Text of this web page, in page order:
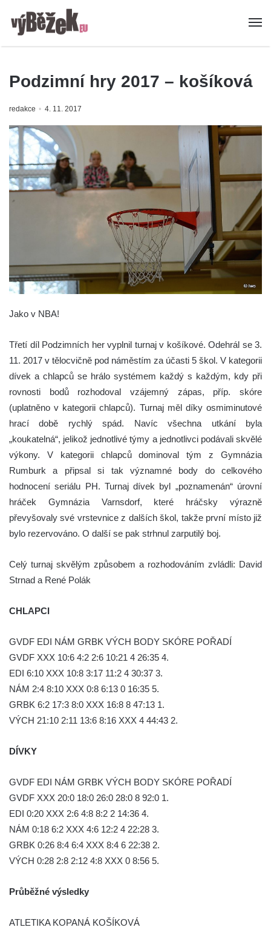
Podzimní hry 2017 – košíková
redakce 4. 11. 2017
Jako v NBA!
Třetí díl Podzimních her vyplnil turnaj v košíkové. Odehrál se 3.
11. 2017 v tělocvičně pod náměstím za účasti 5 škol. V kategorii
dívek a chlapců se hrálo systémem každý s každým, kdy při
rovnosti bodů rozhodoval vzájemný zápas, příp. skóre
(uplatněno v kategorii chlapců). Turnaj měl díky osmiminutové
hrací době rychlý spád. Navíc všechna utkání byla
„koukatelná“, jelikož jednotlivé týmy a jednotlivci podávali skvělé
výkony. V kategorii chlapců dominoval tým z Gymnázia
Rumburk a připsal si tak významné body do celkového
hodnocení seriálu PH. Turnaj dívek byl „poznamenán“ úrovní
hráček Gymnázia Varnsdorf, které hráčsky výrazně
převyšovaly své vrstevnice z dalších škol, takže první místo již
bylo rezervováno. O další se pak strhnul zarputilý boj.
Celý turnaj skvělým způsobem a rozhodováním zvládli: David
Strnad a René Polák
CHLAPCI
GVDF EDI NÁM GRBK VÝCH BODY SKÓRE POŘADÍ
GVDF XXX 10:6 4:2 2:6 10:21 4 26:35 4.
EDI 6:10 XXX 10:8 3:17 11:2 4 30:37 3.
NÁM 2:4 8:10 XXX 0:8 6:13 0 16:35 5.
GRBK 6:2 17:3 8:0 XXX 16:8 8 47:13 1.
VÝCH 21:10 2:11 13:6 8:16 XXX 4 44:43 2.
DÍVKY
GVDF EDI NÁM GRBK VÝCH BODY SKÓRE POŘADÍ
GVDF XXX 20:0 18:0 26:0 28:0 8 92:0 1.
EDI 0:20 XXX 2:6 4:8 8:2 2 14:36 4.
NÁM 0:18 6:2 XXX 4:6 12:2 4 22:28 3.
GRBK 0:26 8:4 6:4 XXX 8:4 6 22:38 2.
VÝCH 0:28 2:8 2:12 4:8 XXX 0 8:56 5.
Průběžné výsledky
ATLETIKA KOPANÁ KOŠÍKOVÁ